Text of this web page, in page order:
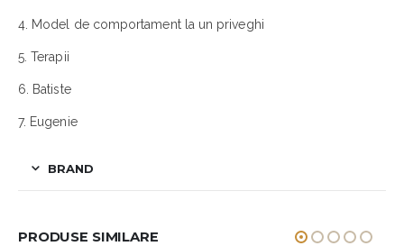
4. Model de comportament la un priveghi
5. Terapii
6. Batiste
7. Eugenie
BRAND
PRODUSE SIMILARE